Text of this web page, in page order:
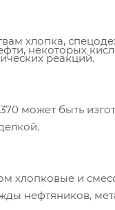
некоторых
хлопка,
реакций.
может быть
хлопковые и
нефтяников,